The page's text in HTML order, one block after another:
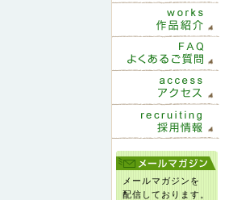
メールマガジンを
配信しております。